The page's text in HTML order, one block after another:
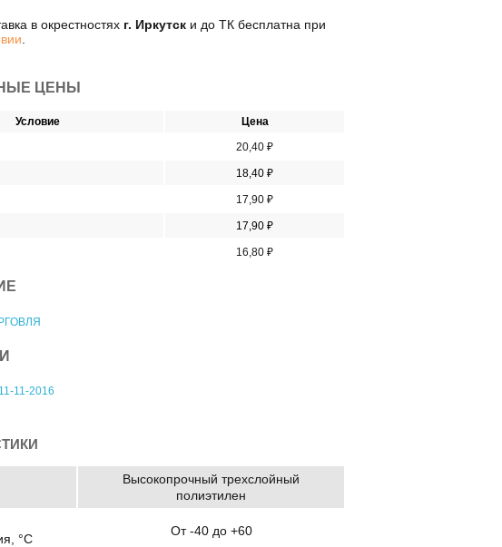
в окрестностях г. Иркутск и до ТК бесплатна при
ЦЕНЫ
Условие
Цена
20,40 ₽
18,40 ₽
17,90 ₽
17,90 ₽
16,80 ₽
11-2016
Высокопрочный трехслойный
полиэтилен
°C
От -40 до +60